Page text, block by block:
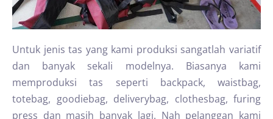
Untuk jenis tas yang kami produksi sangatlah variatif
dan banyak sekali modelnya. Biasanya kami
memproduksi tas seperti backpack, waistbag,
totebag, goodiebag, deliverybag, clothesbag, furing
press dan masih banyak lagi. Nah pelanggan kami